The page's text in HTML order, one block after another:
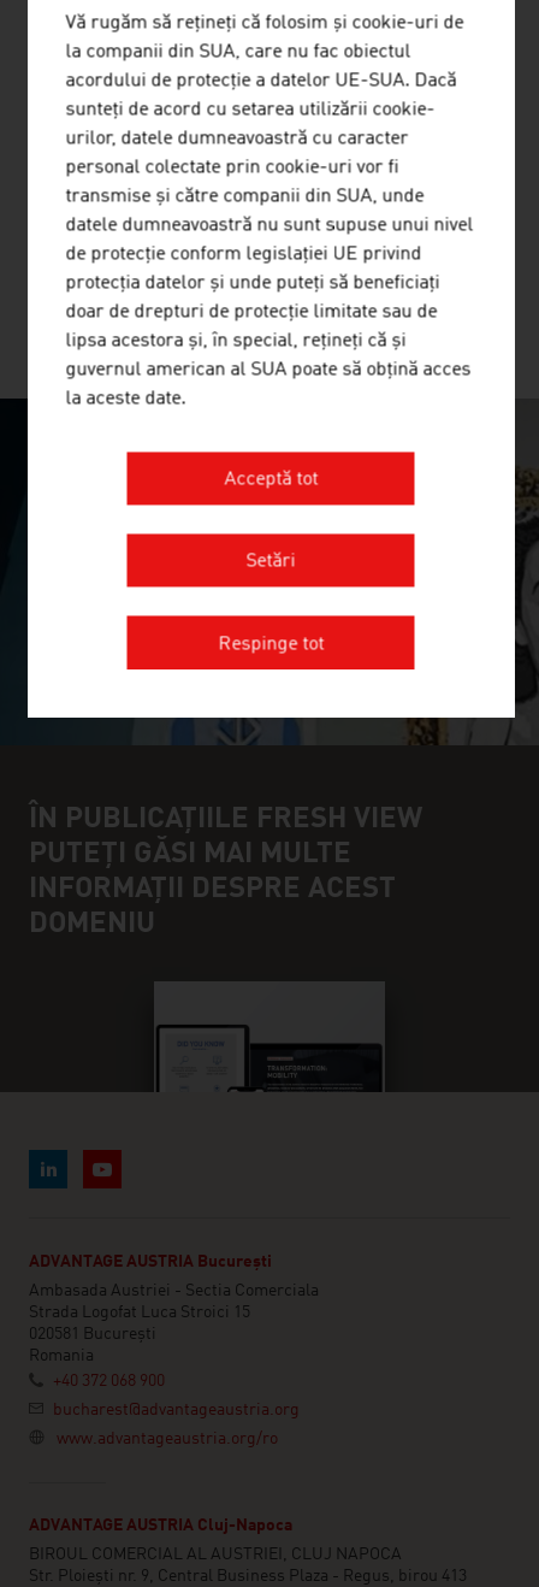
SENSEVEN GMBH
Detectarea scurgerilor pentru valve cu ajutorul IA, cu
accent pe siguranță, reducerea emisiilor și reducerea
costurilor
MAI MULTE COMPANII
SURPRISINGLY INGENIOUS
ÎN PUBLICAȚIILE FRESH VIEW
PUTEȚI GĂSI MAI MULTE
INFORMAȚII DESPRE ACEST
DOMENIU
ADVANTAGE AUSTRIA București
Ambasada Austriei - Sectia Comerciala
Strada Logofat Luca Stroici 15
020581 București
Romania
+40 372 068 900
bucharest@advantageaustria.org
www.advantageaustria.org/ro
ADVANTAGE AUSTRIA Cluj-Napoca
BIROUL COMERCIAL AL AUSTRIEI, CLUJ NAPOCA
Str. Ploiești nr. 9, Central Business Plaza - Regus, birou 413
Vă rugăm să rețineți că folosim și cookie-uri de
la companii din SUA, care nu fac obiectul
acordului de protecție a datelor UE-SUA. Dacă
sunteți de acord cu setarea utilizării cookie-
urilor, datele dumneavoastră cu caracter
personal colectate prin cookie-uri vor fi
transmise și către companii din SUA, unde
datele dumneavoastră nu sunt supuse unui nivel
de protecție conform legislației UE privind
protecția datelor și unde puteți să beneficiați
doar de drepturi de protecție limitate sau de
lipsa acestora și, în special, rețineți că și
guvernul american al SUA poate să obțină acces
la aceste date.
Acceptă tot
Setări
Respinge tot